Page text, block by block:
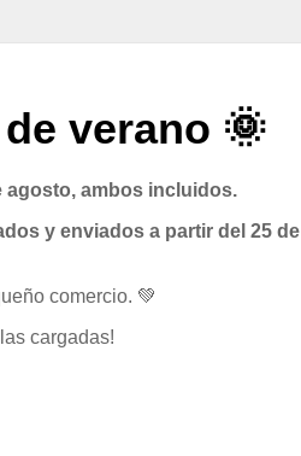
verano 🌞
agosto, ambos incluidos.
y enviados a partir del 25 de
comercio. 💚
cargadas!